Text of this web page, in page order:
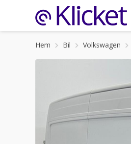
Hem Bil Volkswagen